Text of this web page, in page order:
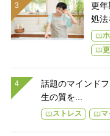
更
処法
話題のマインド
生の質を...
ストレス マ